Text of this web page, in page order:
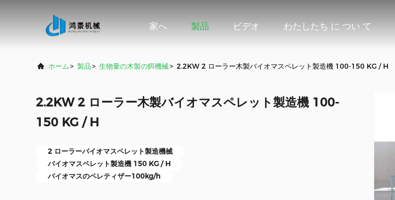
家へ 製品 ビデオ わたしたち に つい て
ホーム> 製品> 生物量の木製の餌機械> 2.2KW 2 ローラー木製バイオマスペレット製造機 100-150 KG / H
2.2KW 2 ローラー木製バイオマスペレット製造機 100-
150 KG / H
2 ローラーバイオマスペレット製造機械
バイオマスペレット製造機 150 KG / H
バイオマスのペレティザー100kg/h